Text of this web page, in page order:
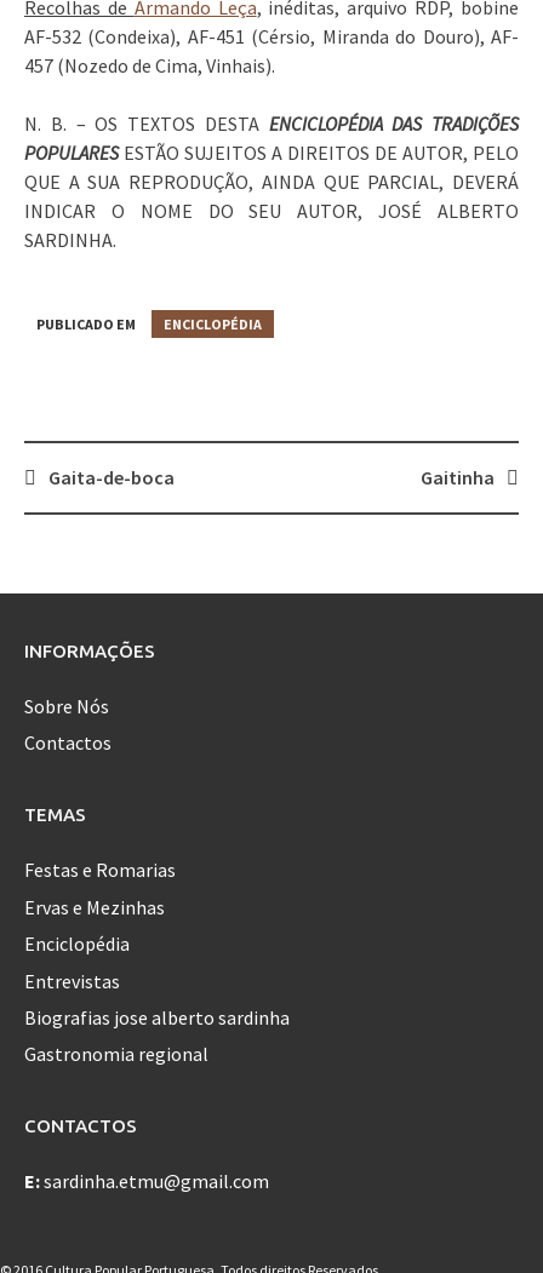
Recolhas de Armando Leça, inéditas, arquivo RDP, bobine
AF-532 (Condeixa), AF-451 (Cérsio, Miranda do Douro), AF-
457 (Nozedo de Cima, Vinhais).
N. B. – OS TEXTOS DESTA ENCICLOPÉDIA DAS TRADIÇÕES
POPULARESESTÃO SUJEITOS A DIREITOS DE AUTOR, PELO
QUE A SUA REPRODUÇÃO, AINDA QUE PARCIAL, DEVERÁ
INDICAR O NOME DO SEU AUTOR, JOSÉ ALBERTO
SARDINHA.
PUBLICADO EM ENCICLOPÉDIA
Post
Gaita-de-boca Gaitinha
INFORMAÇÕES
Sobre Nós
Contactos
TEMAS
Festas e Romarias
Ervas e Mezinhas
Enciclopédia
Entrevistas
Biografias jose alberto sardinha
Gastronomia regional
CONTACTOS
E:sardinha.etmu@gmail.com